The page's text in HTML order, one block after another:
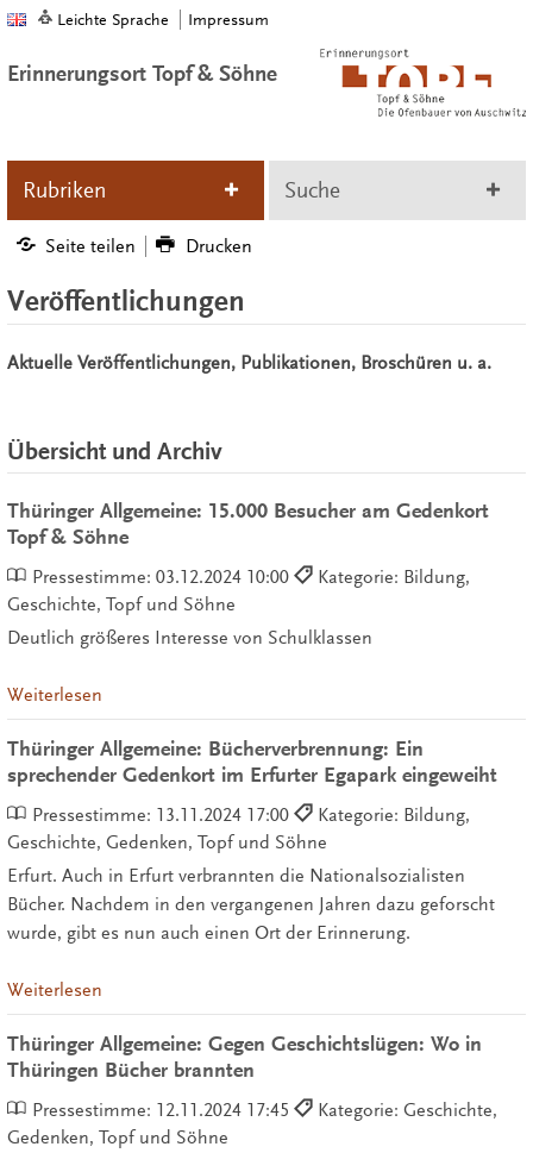
Leichte Sprache Impressum
Erinnerungsort Topf & Söhne
Rubriken Suche
Seite teilen Drucken
Veröffentlichungen
Aktuelle Veröffentlichungen, Publikationen, Broschüren u. a.
Übersicht und Archiv
Thüringer Allgemeine: 15.000 Besucher am Gedenkort
Topf & Söhne
Pressestimme: 03.12.2024 10:00
Kategorie: Bildung,
Geschichte, Topf und Söhne
Deutlich größeres Interesse von Schulklassen
Weiterlesen
Thüringer Allgemeine: Bücherverbrennung: Ein
sprechender Gedenkort im Erfurter Egapark eingeweiht
Pressestimme: 13.11.2024 17:00
Kategorie: Bildung,
Geschichte, Gedenken, Topf und Söhne
Erfurt. Auch in Erfurt verbrannten die Nationalsozialisten
Bücher. Nachdem in den vergangenen Jahren dazu geforscht
wurde, gibt es nun auch einen Ort der Erinnerung.
Weiterlesen
Thüringer Allgemeine: Gegen Geschichtslügen: Wo in
Thüringen Bücher brannten
Pressestimme: 12.11.2024 17:45
Kategorie: Geschichte,
Gedenken, Topf und Söhne